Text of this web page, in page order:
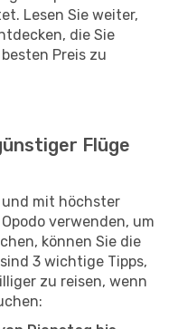
Lesen Sie weiter,
die Sie
Preis zu
Flüge
und mit höchster
verwenden, um
können Sie die
3 wichtige Tipps,
zu reisen, wenn